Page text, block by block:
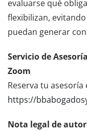
evaluarse qué
flexibilizan,
puedan generar
Servicio de
Zoom
Reserva tu
https://
Nota legal de